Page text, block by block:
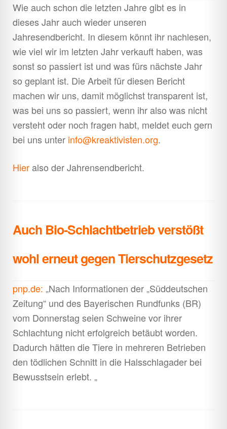
Wie auch schon die letzten Jahre gibt es in
dieses Jahr auch wieder unseren
Jahresendbericht. In diesem könnt ihr nachlesen,
wie viel wir im letzten Jahr verkauft haben, was
sonst so passiert ist und was fürs nächste Jahr
so geplant ist. Die Arbeit für diesen Bericht
machen wir uns, damit möglichst transparent ist,
was bei uns so passiert, wenn ihr also was nicht
versteht oder noch fragen habt, meldet euch gern
bei uns unter info@kreaktivisten.org.
Hieralso der Jahrensendbericht.
Auch Bio-Schlachtbetrieb verstößt
wohl erneut gegen Tierschutzgesetz
pnp.de: „Nach Informationen der „Süddeutschen
Zeitung“ und des Bayerischen Rundfunks (BR)
vom Donnerstag seien Schweine vor ihrer
Schlachtung nicht erfolgreich betäubt worden.
Dadurch hätten die Tiere in mehreren Betrieben
den tödlichen Schnitt in die Halsschlagader bei
Bewusstsein erlebt. „